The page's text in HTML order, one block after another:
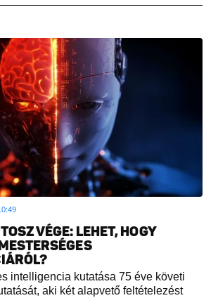
VÉGE: LEHET, HOGY
intelligencia kutatása 75 éve követi
aki két alapvető feltételezést